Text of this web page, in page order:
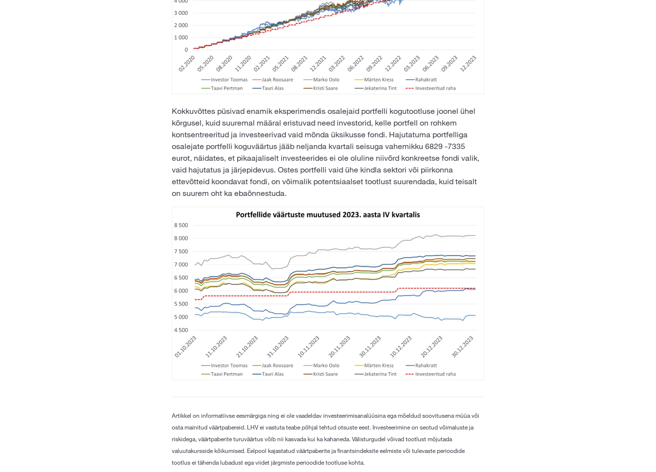
Kokkuvõttes püsivad enamik eksperimendis osalejaid portfelli kogutootluse joonel ühel
kõrgusel, kuid suuremal määral eristuvad need investorid, kelle portfell on rohkem
kontsentreeritud ja investeerivad vaid mõnda üksikusse fondi. Hajutatuma portfelliga
osalejate portfelli koguväärtus jääb neljanda kvartali seisuga vahemikku 6829 -7335
eurot, näidates, et pikaajaliselt investeerides ei ole oluline niivõrd konkreetse fondi valik,
vaid hajutatus ja järjepidevus. Ostes portfelli vaid ühe kindla sektori või piirkonna
ettevõtteid koondavat fondi, on võimalik potentsiaalset tootlust suurendada, kuid teisalt
on suurem oht ka ebaõnnestuda.
Artikkel on informatiivse eesmärgiga ning ei ole vaadeldav investeerimisanalüüsina ega mõeldud soovitusena müüa või
osta mainitud väärtpabereid. LHV ei vastuta teabe põhjal tehtud otsuste eest. Investeerimine on seotud võimaluste ja
riskidega, väärtpaberite turuväärtus võib nii kasvada kui ka kahaneda. Välisturgudel võivad tootlust mõjutada
valuutakursside kõikumised. Eelpool kajastatud väärtpaberite ja finantsindeksite eelmiste või tulevaste perioodide
tootlus ei tähenda lubadust ega viidet järgmiste perioodide tootluse kohta.